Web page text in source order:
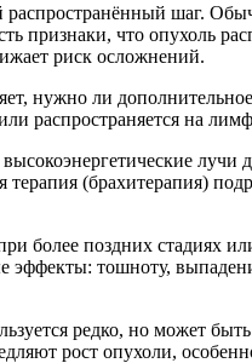
шаг.
признаки, что опухоль
риск осложнений.
нужно ли
распространяется на
высокоэнергетические
(брахитерапия)
более поздних стадиях
тошноту,
редко, но может
рост опухоли,